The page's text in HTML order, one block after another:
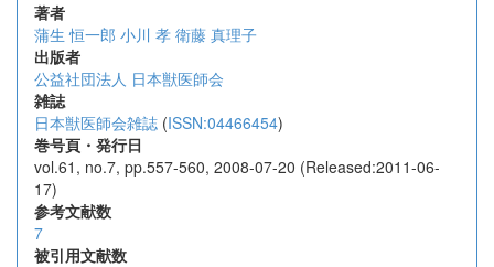
著者
蒲生 恒一郎 小川 孝 衛藤 真理子
出版者
公益社団法人 日本獣医師会
雑誌
日本獣医師会雑誌 (ISSN:04466454)
巻号頁・発行日
vol.61, no.7, pp.557-560, 2008-07-20 (Released:2011-06-
17)
参考文献数
7
被引用文献数